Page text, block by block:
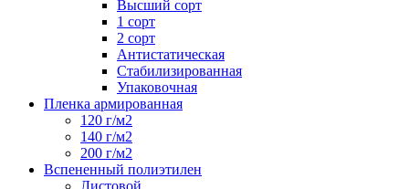
Высший сорт
1 сорт
2 сорт
Антистатическая
Стабилизированная
Упаковочная
Пленка армированная
120 г/м2
140 г/м2
200 г/м2
Вспененный полиэтилен